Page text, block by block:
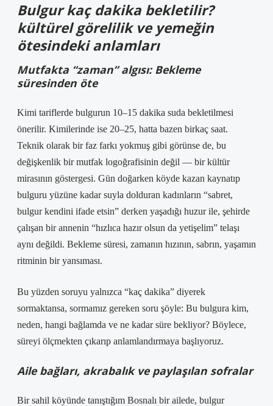
Bulgur kaç dakika bekletilir?
kültürel görelilikve yemeğin
ötesindeki anlamları
Mutfakta “zaman” algısı: Bekleme
süresinden öte
Kimi tariflerde bulgurun 10–15 dakika suda bekletilmesi
önerilir. Kimilerinde ise 20–25, hatta bazen birkaç saat.
Teknik olarak bir faz farkı yokmuş gibi görünse de, bu
değişkenlik bir mutfak logoğrafisinin değil — bir kültür
mirasının göstergesi. Gün doğarken köyde kazan kaynatıp
bulguru yüzüne kadar suyla dolduran kadınların “sabret,
bulgur kendini ifade etsin” derken yaşadığı huzur ile, şehirde
çalışan bir annenin “hızlıca hazır olsun da yetişelim” telaşı
aynı değildi. Bekleme süresi, zamanın hızının, sabrın, yaşamın
ritminin bir yansıması.
Bu yüzden soruyu yalnızca “kaç dakika” diyerek
sormaktansa, sormamız gereken soru şöyle: Bu bulgura kim,
neden, hangi bağlamda ve ne kadar süre bekliyor? Böylece,
süreyi ölçmekten çıkarıp anlamlandırmaya başlıyoruz.
Aile bağları, akrabalık ve paylaşılan sofralar
Bir sahil köyünde tanıştığım Bosnalı bir ailede, bulgur